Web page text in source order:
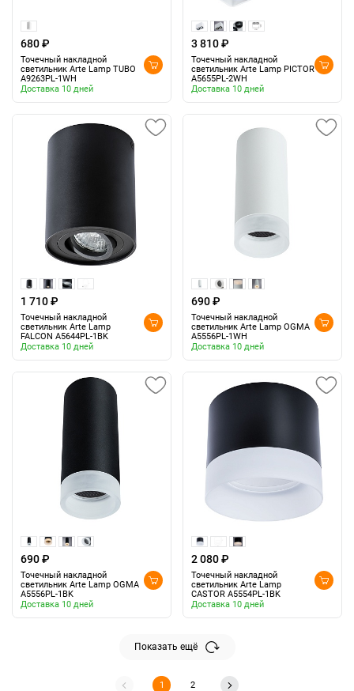
680 ₽
Точечный накладной
светильник Arte Lamp TUBO
A9263PL-1WH
Доставка 10 дней
3 810 ₽
Точечный накладной
светильник Arte Lamp PICTOR
A5655PL-2WH
Доставка 10 дней
1 710 ₽
Точечный накладной
светильник Arte Lamp
FALCON A5644PL-1BK
Доставка 10 дней
690 ₽
Точечный накладной
светильник Arte Lamp OGMA
A5556PL-1WH
Доставка 10 дней
690 ₽
Точечный накладной
светильник Arte Lamp OGMA
A5556PL-1BK
Доставка 10 дней
2 080 ₽
Точечный накладной
светильник Arte Lamp
CASTOR A5554PL-1BK
Доставка 10 дней
Показать ещё
1 2